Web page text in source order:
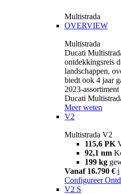
Multistrada
OVERVIEW
Multistrada
Ducati
ontdekkingsreis
landschappen,
biedt ook 4 jaar
2023-
Ducati
Meer weten
V2
Multistrada V2
115,6 PK
92,1 nm
199 kg
Vanaf 16.790 € i
Configureer
V2 S